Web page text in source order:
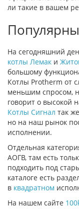
ли такие в вашем
На сегодняшний
котлы Лемак и
большому
Котлы Protherm от
меньшим спросом,
говорит о высокой
Котлы Сигнал так
но на наш рынок
исполнении.
Отдельная
АОГВ, там есть
подходить под
каталоге есть
в квадратном
На нашем сайте